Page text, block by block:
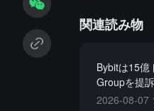
関連読み物
Bybitは15億
Groupを提
2026-08-07